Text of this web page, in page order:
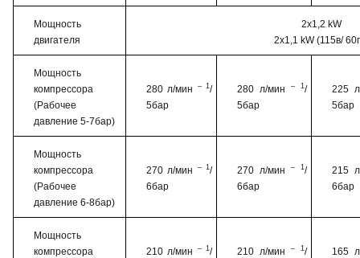
Мощность
двигателя
2x1,2 kW
2x1,1 kW (115в/
Мощность
компрессора
(Рабочее
давление 5-7бар)
280 л/мин – 1/
5бар
280 л/мин – 1/
5бар
225
5бар
Мощность
компрессора
(Рабочее
давление 6-8бар)
270 л/мин – 1/
6бар
270 л/мин – 1/
6бар
215
6бар
Мощность
компрессора
210 л/мин – 1/
210 л/мин – 1/
165